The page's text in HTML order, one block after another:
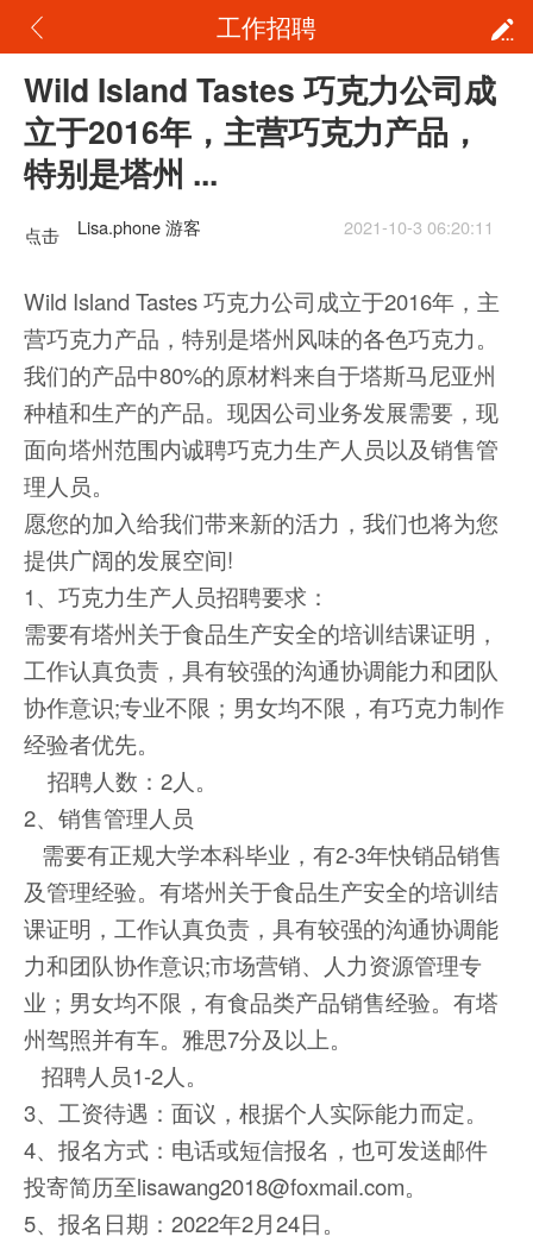
工作招聘
Wild Island Tastes 巧克力公司成
立于2016年，主营巧克力产品，
特别是塔州 ...
点击
加载
Lisa.phone 游客 2021-10-3 06:20:11
Wild Island Tastes 巧克力公司成立于2016年，主
营巧克力产品，特别是塔州风味的各色巧克力。
我们的产品中80%的原材料来自于塔斯马尼亚州
种植和生产的产品。现因公司业务发展需要，现
面向塔州范围内诚聘巧克力生产人员以及销售管
理人员。
愿您的加入给我们带来新的活力，我们也将为您
提供广阔的发展空间!
1、巧克力生产人员招聘要求：
需要有塔州关于食品生产安全的培训结课证明，
工作认真负责，具有较强的沟通协调能力和团队
协作意识;专业不限；男女均不限，有巧克力制作
经验者优先。
招聘人数：2人。
2、销售管理人员
需要有正规大学本科毕业，有2-3年快销品销售
及管理经验。有塔州关于食品生产安全的培训结
课证明，工作认真负责，具有较强的沟通协调能
力和团队协作意识;市场营销、人力资源管理专
业；男女均不限，有食品类产品销售经验。有塔
州驾照并有车。雅思7分及以上。
招聘人员1-2人。
3、工资待遇：面议，根据个人实际能力而定。
4、报名方式：电话或短信报名，也可发送邮件
投寄简历至lisawang2018@foxmail.com。
5、报名日期：2022年2月24日。